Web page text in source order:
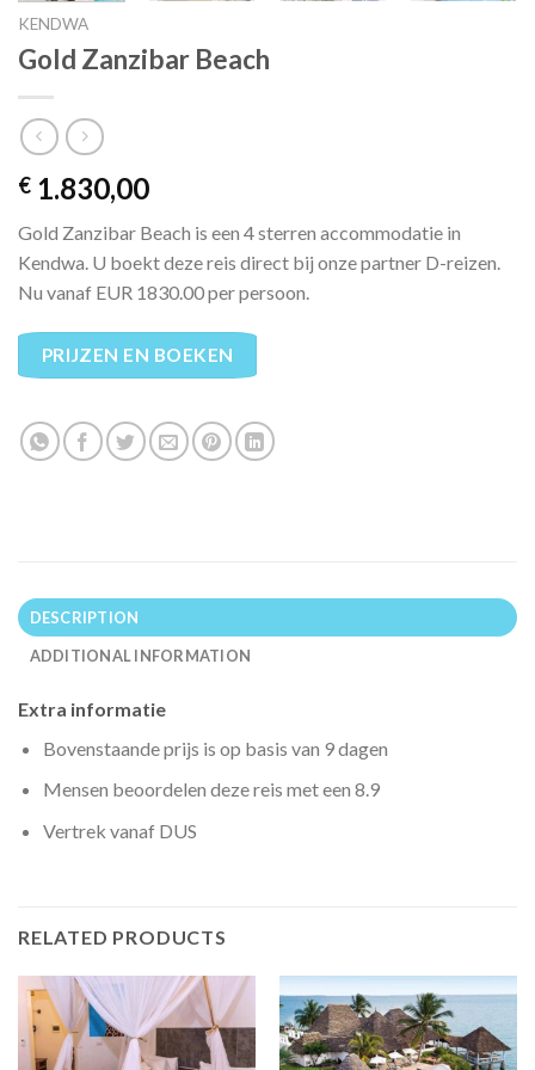
KENDWA
Gold Zanzibar Beach
€ 1.830,00
Gold Zanzibar Beach is een 4 sterren accommodatie in
Kendwa. U boekt deze reis direct bij onze partner D-reizen.
Nu vanaf EUR 1830.00 per persoon.
PRIJZEN EN BOEKEN
DESCRIPTION
ADDITIONAL INFORMATION
Extra informatie
Bovenstaande prijs is op basis van 9 dagen
Mensen beoordelen deze reis met een 8.9
Vertrek vanaf DUS
RELATED PRODUCTS